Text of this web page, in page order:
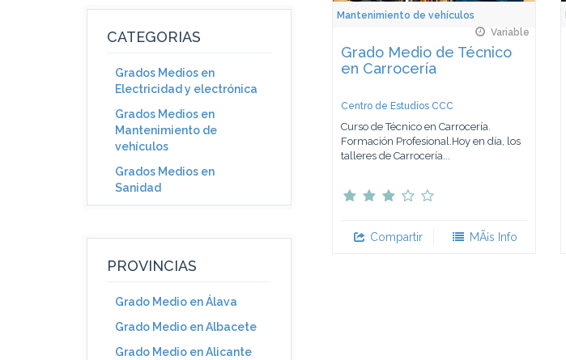
CATEGORIAS
Grados Medios en
Electricidad y electrónica
Grados Medios en
Mantenimiento de
vehículos
Grados Medios en
Sanidad
PROVINCIAS
Grado Medio en Álava
Grado Medio en Albacete
Grado Medio en Alicante
Mantenimiento de vehículos
Variable
Grado Medio de Técnico
en Carrocería
Centro de Estudios CCC
Curso de Técnico en Carrocería.
Formación Profesional.Hoy en día, los
talleres de Carrocería...
Compartir MÃ¡s Info